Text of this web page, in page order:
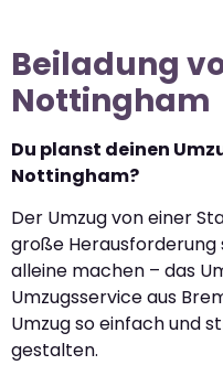
Beiladung
Nottingham
Du planst deinen
Nottingham?
Der Umzug von einer
große Herausforderung
alleine machen – das
Umzugsservice aus
Umzug so einfach und
gestalten.